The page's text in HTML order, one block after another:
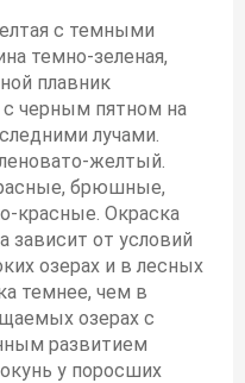
с темными
темно-зеленая,
плавник
с черным пятном на
лучами.
желтый.
брюшные,
красные. Окраска
зависит от условий
озерах и в лесных
темнее, чем в
озерах с
развитием
у поросших